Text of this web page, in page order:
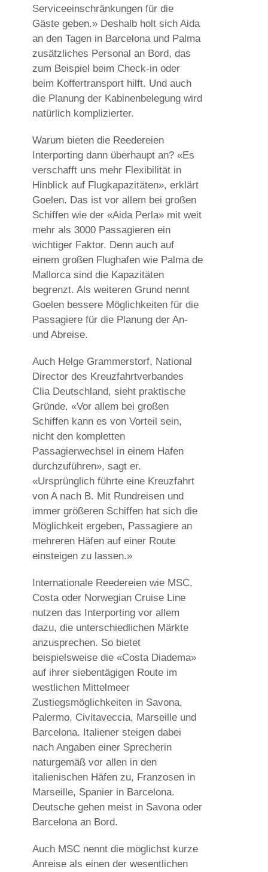
Serviceeinschränkungen für die
Gäste geben.» Deshalb holt sich Aida
an den Tagen in Barcelona und Palma
zusätzliches Personal an Bord, das
zum Beispiel beim Check-in oder
beim Koffertransport hilft. Und auch
die Planung der Kabinenbelegung wird
natürlich komplizierter.
Warum bieten die Reedereien
Interporting dann überhaupt an? «Es
verschafft uns mehr Flexibilität in
Hinblick auf Flugkapazitäten», erklärt
Goelen. Das ist vor allem bei großen
Schiffen wie der «Aida Perla» mit weit
mehr als 3000 Passagieren ein
wichtiger Faktor. Denn auch auf
einem großen Flughafen wie Palma de
Mallorca sind die Kapazitäten
begrenzt. Als weiteren Grund nennt
Goelen bessere Möglichkeiten für die
Passagiere für die Planung der An-
und Abreise.
Auch Helge Grammerstorf, National
Director des Kreuzfahrtverbandes
Clia Deutschland, sieht praktische
Gründe. «Vor allem bei großen
Schiffen kann es von Vorteil sein,
nicht den kompletten
Passagierwechsel in einem Hafen
durchzuführen», sagt er.
«Ursprünglich führte eine Kreuzfahrt
von A nach B. Mit Rundreisen und
immer größeren Schiffen hat sich die
Möglichkeit ergeben, Passagiere an
mehreren Häfen auf einer Route
einsteigen zu lassen.»
Internationale Reedereien wie MSC,
Costa oder Norwegian Cruise Line
nutzen das Interporting vor allem
dazu, die unterschiedlichen Märkte
anzusprechen. So bietet
beispielsweise die «Costa Diadema»
auf ihrer siebentägigen Route im
westlichen Mittelmeer
Zustiegsmöglichkeiten in Savona,
Palermo, Civitaveccia, Marseille und
Barcelona. Italiener steigen dabei
nach Angaben einer Sprecherin
naturgemäß vor allen in den
italienischen Häfen zu, Franzosen in
Marseille, Spanier in Barcelona.
Deutsche gehen meist in Savona oder
Barcelona an Bord.
Auch MSC nennt die möglichst kurze
Anreise als einen der wesentlichen